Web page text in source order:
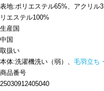
表地:ポリエステル65%、アクリル
リエステル100%
生産国
中国
取扱い
本体:洗濯機洗い（弱）、 毛羽立ち
商品番号
25030912405040